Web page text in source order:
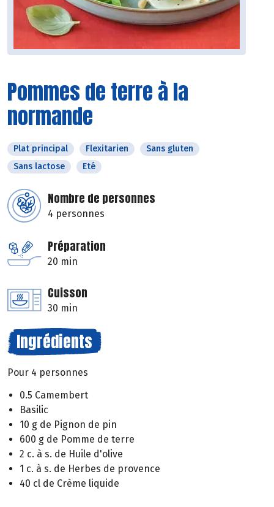
Pommes de terre à la
normande
Plat principal Flexitarien
Sans gluten
Sans lactose
Eté
Nombre de personnes
4 personnes
Préparation
20 min
Cuisson
30 min
Ingrédients
Pour 4 personnes
0.5 Camembert
Basilic
10 g de Pignon de pin
600 g de Pomme de terre
2 c. à s. de Huile d'olive
1 c. à s. de Herbes de provence
40 cl de Crème liquide